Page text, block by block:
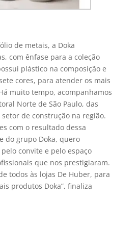
de metais, a Doka
com ênfase para a coleção
plástico na composição e
cores, para atender os mais
muito tempo, acompanhamos
Norte de São Paulo, das
de construção na região.
com o resultado dessa
do grupo Doka, quero
convite e pelo espaço
que nos prestigiaram.
todos às lojas De Huber, para
produtos Doka”, finaliza